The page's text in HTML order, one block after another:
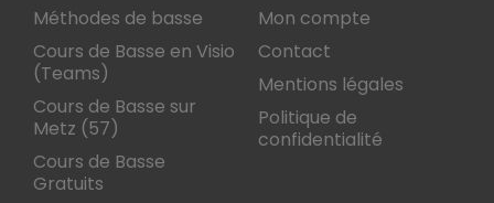
Méthodes de basse
Cours de Basse en Visio
(Teams)
Cours de Basse sur
Metz (57)
Cours de Basse
Gratuits
Mon compte
Contact
Mentions légales
Politique de
confidentialité